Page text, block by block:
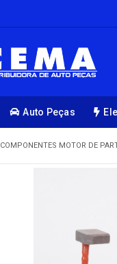
Auto Peças
COMPONENTES MOTOR DE